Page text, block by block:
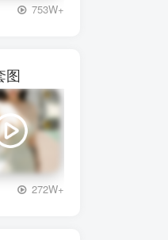
753W+
图
272W+